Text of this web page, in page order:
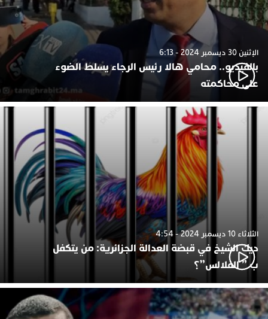
الإثنين 30 ديسمبر 2024 - 6:13
بالفيديو.. محامي هالا رئيس الرجاء يسلط الضوء
على محاكمته
الثلاثاء 10 ديسمبر 2024 - 4:54
ديك الشيخ في قبضة العدالة الجزائرية: من يتكفل
ب ” الفلالس”؟